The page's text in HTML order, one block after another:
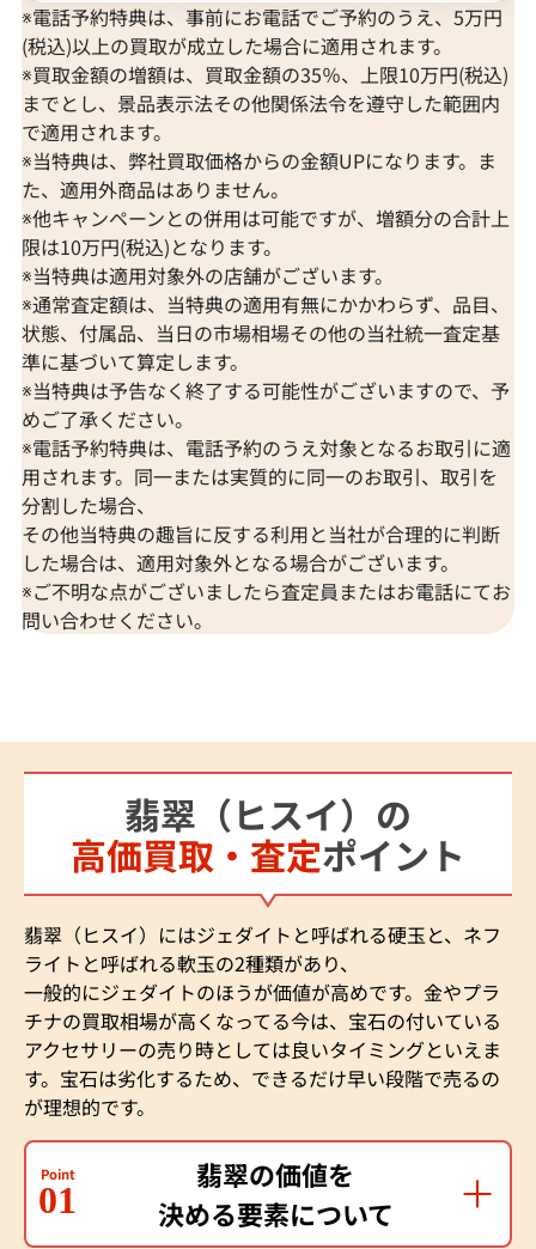
※電話予約特典は、事前にお電話でご予約のうえ、5万円
(税込)以上の買取が成立した場合に適用されます。
※買取金額の増額は、買取金額の35％、上限10万円(税込)
までとし、景品表示法その他関係法令を遵守した範囲内
で適用されます。
※当特典は、弊社買取価格からの金額UPになります。ま
た、適用外商品はありません。
※他キャンペーンとの併用は可能ですが、増額分の合計上
限は10万円(税込)となります。
※当特典は適用対象外の店舗がございます。
※通常査定額は、当特典の適用有無にかかわらず、品目、
状態、付属品、当日の市場相場その他の当社統一査定基
準に基づいて算定します。
※当特典は予告なく終了する可能性がございますので、予
めご了承ください。
※電話予約特典は、電話予約のうえ対象となるお取引に適
用されます。同一または実質的に同一のお取引、取引を
分割した場合、
その他当特典の趣旨に反する利用と当社が合理的に判断
した場合は、適用対象外となる場合がございます。
※ご不明な点がございましたら査定員またはお電話にてお
問い合わせください。
翡翠（ヒスイ）の
高価買取・査定ポイント
翡翠（ヒスイ）にはジェダイトと呼ばれる硬玉と、ネフ
ライトと呼ばれる軟玉の2種類があり、
一般的にジェダイトのほうが価値が高めです。金やプラ
チナの買取相場が高くなってる今は、宝石の付いている
アクセサリーの売り時としては良いタイミングといえま
す。宝石は劣化するため、できるだけ早い段階で売るの
が理想的です。
Point
01
翡翠の価値を
決める要素について